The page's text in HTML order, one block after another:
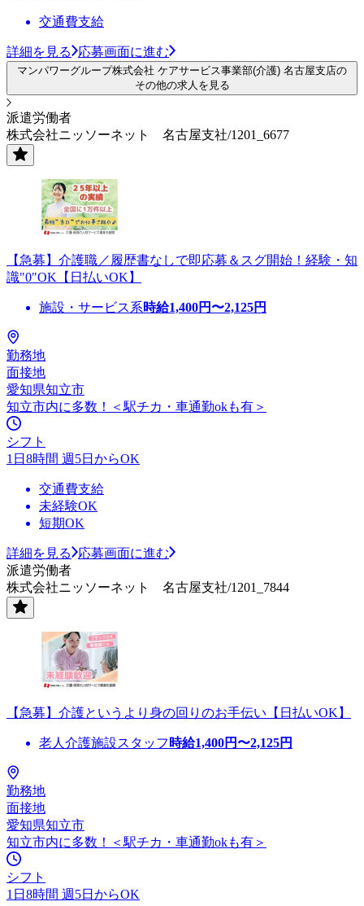
交通費支給
詳細を見る 応募画面に進む
マンパワーグループ株式会社 ケアサービス事業部(介護) 名古屋支店の
その他の求人を見る
派遣労働者
株式会社ニッソーネット 名古屋支社/1201_6677
【急募】介護職／履歴書なしで即応募＆スグ開始！経験・知
識"0"OK【日払いOK】
施設・サービス系時給1,400円〜2,125円
勤務地
面接地
愛知県知立市
知立市内に多数！＜駅チカ・車通勤okも有＞
シフト
1日8時間 週5日からOK
交通費支給
未経験OK
短期OK
詳細を見る
応募画面に進む
派遣労働者
株式会社ニッソーネット 名古屋支社/1201_7844
【急募】介護というより身の回りのお手伝い【日払いOK】
老人介護施設スタッフ 時給1,400円〜2,125円
勤務地
面接地
愛知県知立市
知立市内に多数！＜駅チカ・車通勤okも有＞
シフト
1日8時間 週5日からOK